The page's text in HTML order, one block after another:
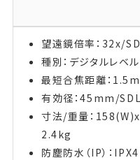
望遠鏡倍率：32x/
種別：デジタルレベル
最短合焦距離：
有効径：45mm/
寸法/重量：
2.4kg
防塵防水（IP）：IPX4